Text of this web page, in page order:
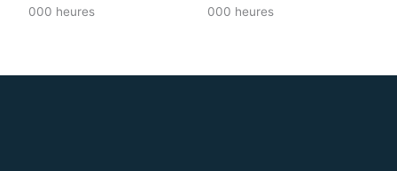
000 heures
000 heures